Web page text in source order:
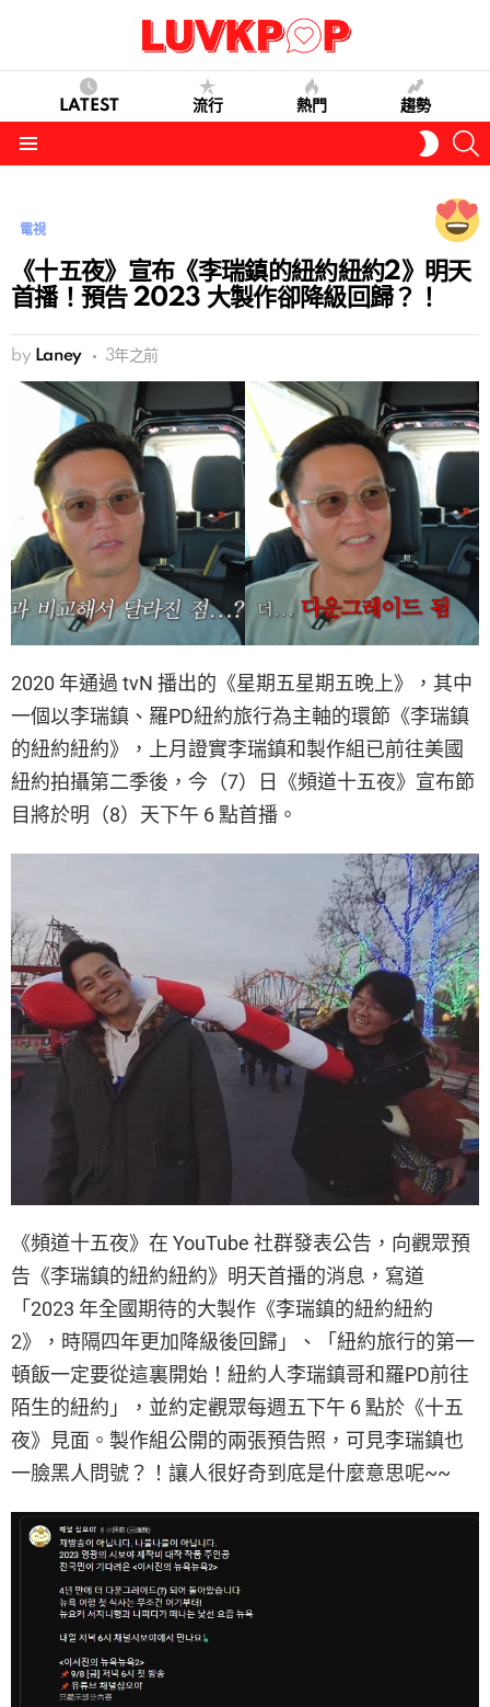
LATEST 流行 熱門 趨勢
SKIN
電視
《十五夜》宣布《李瑞鎮的紐約紐約2》明天
首播！預告 2023 大製作卻降級回歸？！
by Laney 3年之前
2020 年通過 tvN 播出的《星期五星期五晚上》，其中
一個以李瑞鎮、羅PD紐約旅行為主軸的環節《李瑞鎮
的紐約紐約》，上月證實李瑞鎮和製作組已前往美國
紐約拍攝第二季後，今（7）日《頻道十五夜》宣布節
目將於明（8）天下午 6 點首播。
《頻道十五夜》在 YouTube 社群發表公告，向觀眾預
告《李瑞鎮的紐約紐約》明天首播的消息，寫道
「2023 年全國期待的大製作《李瑞鎮的紐約紐約
2》，時隔四年更加降級後回歸」、「紐約旅行的第一
頓飯一定要從這裏開始！紐約人李瑞鎮哥和羅PD前往
陌生的紐約」，並約定觀眾每週五下午 6 點於《十五
夜》見面。製作組公開的兩張預告照，可見李瑞鎮也
一臉黑人問號？！讓人很好奇到底是什麼意思呢~~